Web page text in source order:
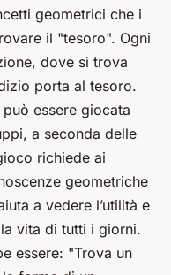
geometrici che i
il "tesoro". Ogni
dove si trova
porta al tesoro.
essere giocata
a seconda delle
richiede ai
geometriche
a vedere l’utilità e
vita di tutti i giorni.
essere: "Trova un